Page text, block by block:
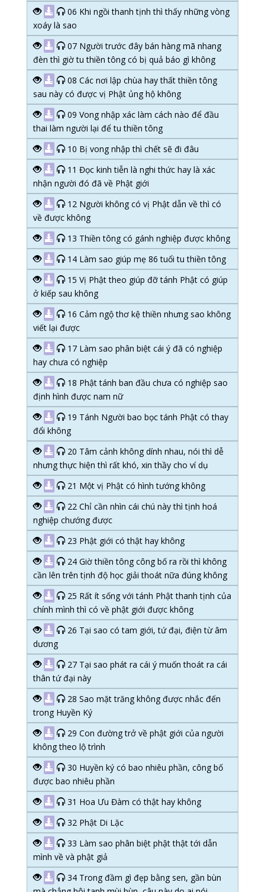
06 Khi ngồi thanh tịnh thì thấy những vòng
xoáy là sao
07 Người trước đây bán hàng mã nhang
đèn thì giờ tu thiền tông có bị quả báo gì không
08 Các nơi lập chùa hay thất thiền tông
sau này có được vị Phật ủng hộ không
09 Vong nhập xác làm cách nào để đầu
thai làm người lại để tu thiền tông
10 Bị vong nhập thì chết sẽ đi đâu
11 Đọc kinh tiễn là nghi thức hay là xác
nhận người đó đã về Phật giới
12 Người không có vị Phật dẫn về thì có
về được không
13 Thiền tông có gánh nghiệp được không
14 Làm sao giúp mẹ 86 tuổi tu thiền tông
15 Vị Phật theo giúp đỡ tánh Phật có giúp
ở kiếp sau không
16 Cảm ngộ thơ kệ thiền nhưng sao không
viết lại được
17 Làm sao phân biệt cái ý đã có nghiệp
hay chưa có nghiệp
18 Phật tánh ban đầu chưa có nghiệp sao
định hình được nam nữ
19 Tánh Người bao bọc tánh Phật có thay
đổi không
20 Tâm cảnh không dính nhau, nói thì dễ
nhưng thực hiện thì rất khó, xin thầy cho ví dụ
21 Một vị Phật có hình tướng không
22 Chỉ cần nhìn cái chú này thì tịnh hoá
nghiệp chướng được
23 Phật giới có thật hay không
24 Giờ thiền tông công bố ra rồi thì không
cần lên trên tịnh độ học giải thoát nữa đúng không
25 Rất ít sống với tánh Phật thanh tịnh của
chính mình thì có về phật giới được không
26 Tại sao có tam giới, tứ đại, điện từ âm
dương
27 Tại sao phát ra cái ý muốn thoát ra cái
thân tứ đại này
28 Sao mặt trăng không được nhắc đến
trong Huyền Ký
29 Con đường trở về phật giới của người
không theo lộ trình
30 Huyền ký có bao nhiêu phần, công bố
được bao nhiêu phần
31 Hoa Ưu Đàm có thật hay không
32 Phật Di Lặc
33 Làm sao phân biệt phật thật tới dẫn
mình về và phật giả
34 Trong đầm gì đẹp bằng sen, gần bùn